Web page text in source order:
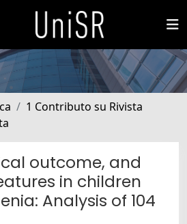
1 Contributo su Rivista
outcome, and
in children
Analysis of 104